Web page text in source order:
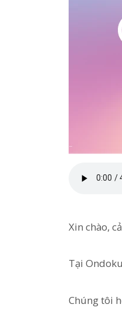
Xin chào,
Tại
Chúng tôi